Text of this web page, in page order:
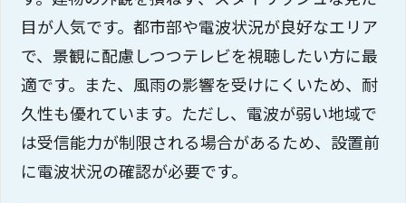
目が人気です。都市部や電波状況が良好なエリア
で、景観に配慮しつつテレビを視聴したい方に最
適です。また、風雨の影響を受けにくいため、耐
久性も優れています。ただし、電波が弱い地域で
は受信能力が制限される場合があるため、設置前
に電波状況の確認が必要です。